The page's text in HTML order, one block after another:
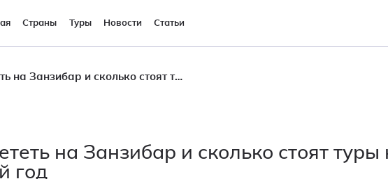
Страны Туры Новости Статьи
Как лететь на Занзибар и сколько стоят туры на осень и Новый год
на Занзибар и сколько стоят туры
год